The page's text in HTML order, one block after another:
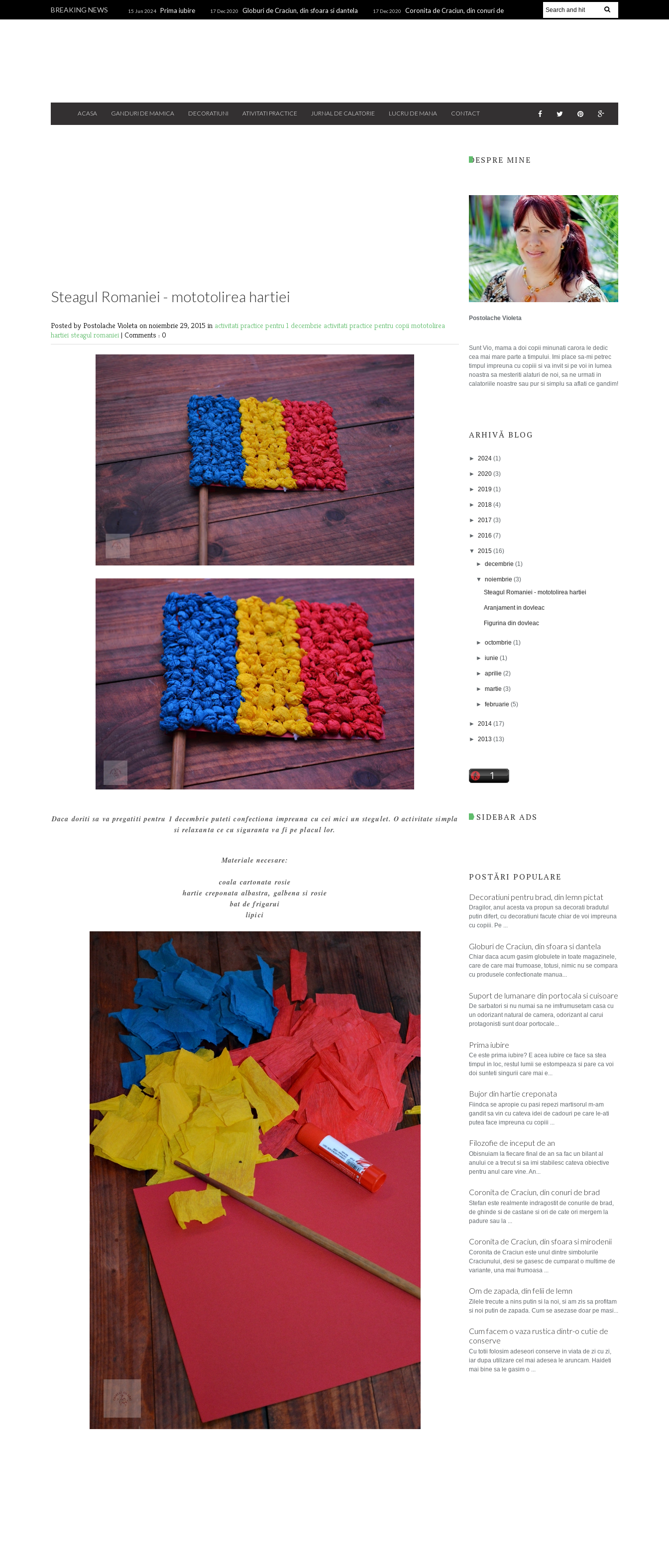
BREAKING NEWS 15 Jun 2024 Prima iubire 17 Dec 2020 Globuri de Craciun, din sfoara si dantela 17 Dec 2020
Coronita de Craciun, din conuri de
ACASA GANDURI DE MAMICA DECORATIUNI ATIVITATI PRACTICE JURNAL DE CALATORIE LUCRU DE MANA CONTACT
Steagul Romaniei - mototolirea hartiei
Posted by Postolache Violeta on noiembrie 29, 2015 in activitati practice pentru 1 decembrie activitati practice pentru copii mototolirea
hartiei steagul romaniei | Comments : 0
Daca doriti sa va pregatiti pentru 1 decembrie puteti confectiona impreuna cu cei mici un stegulet. O activitate simpla
si relaxanta ce cu siguranta va fi pe placul lor.
Materiale necesare:
coala cartonata rosie
hartie creponata albastra, galbena si rosie
bat de frigarui
lipici
DESPRE MINE
Postolache Violeta
Sunt Vio, mama a doi copii minunati carora le dedic
cea mai mare parte a timpului. Imi place sa-mi petrec
timpul impreuna cu copiii si va invit si pe voi in lumea
noastra sa mesteriti alaturi de noi, sa ne urmati in
calatoriile noastre sau pur si simplu sa aflati ce gandim!
ARHIVĂ BLOG
► 2024 (1)
► 2020 (3)
► 2019 (1)
► 2018 (4)
► 2017 (3)
► 2016 (7)
▼ 2015 (16)
►decembrie(1)
▼noiembrie(3)
Steagul Romaniei - mototolirea hartiei
Aranjament in dovleac
Figurina din dovleac
►octombrie(1)
►iunie(1)
►aprilie(2)
►martie(3)
►februarie(5)
► 2014 (17)
► 2013 (13)
SIDEBAR ADS
POSTĂRI POPULARE
Decoratiuni pentru brad, din lemn pictat
Dragilor, anul acesta va propun sa decorati bradutul
putin difert, cu decoratiuni facute chiar de voi impreuna
cu copiii. Pe ...
Globuri de Craciun, din sfoara si dantela
Chiar daca acum gasim globulete in toate magazinele,
care de care mai frumoase, totusi, nimic nu se compara
cu produsele confectionate manua...
Suport de lumanare din portocala si cuisoare
De sarbatori si nu numai sa ne imfrumusetam casa cu
un odorizant natural de camera, odorizant al carui
protagonisti sunt doar portocale...
Prima iubire
Ce este prima iubire? E acea iubire ce face sa stea
timpul in loc, restul lumii se estompeaza si pare ca voi
doi sunteti singurii care mai e...
Bujor din hartie creponata
Fiindca se apropie cu pasi repezi martisorul m-am
gandit sa vin cu cateva idei de cadouri pe care le-ati
putea face impreuna cu copiii ...
Filozofie de inceput de an
Obisnuiam la fiecare final de an sa fac un bilant al
anului ce a trecut si sa imi stabilesc cateva obiective
pentru anul care vine. An...
Coronita de Craciun, din conuri de brad
Stefan este realmente indragostit de conurile de brad,
de ghinde si de castane si ori de cate ori mergem la
padure sau la ...
Coronita de Craciun, din sfoara si mirodenii
Coronita de Craciun este unul dintre simbolurile
Craciunului, desi se gasesc de cumparat o multime de
variante, una mai frumoasa ...
Om de zapada, din felii de lemn
Zilele trecute a nins putin si la noi, si am zis sa profitam
si noi putin de zapada. Cum se asezase doar pe masi...
Cum facem o vaza rustica dintr-o cutie de
conserve
Cu totii folosim adeseori conserve in viata de zi cu zi,
iar dupa utilizare cel mai adesea le aruncam. Haideti
mai bine sa le gasim o ...